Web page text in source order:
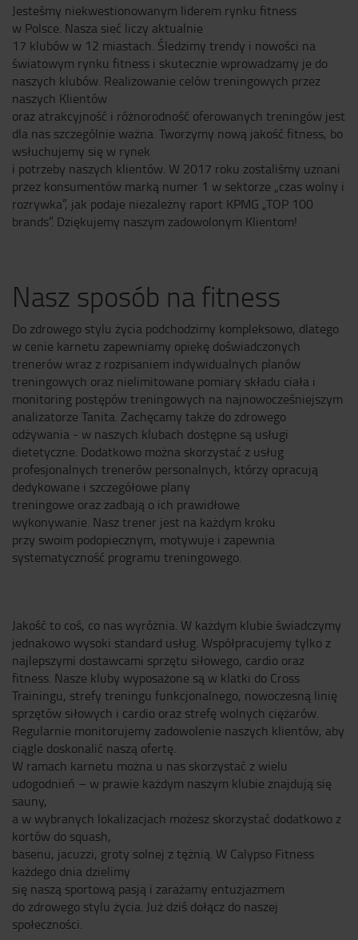
Jesteśmy niekwestionowanym liderem rynku fitness
w Polsce. Nasza sieć liczy aktualnie
17 klubów w 12 miastach. Śledzimy trendy i nowości na
światowym rynku fitness i skutecznie wprowadzamy je do
naszych klubów. Realizowanie celów treningowych przez
naszych Klientów
oraz atrakcyjność i różnorodność oferowanych treningów jest
dla nas szczególnie ważna. Tworzymy nową jakość fitness, bo
wsłuchujemy się w rynek
i potrzeby naszych klientów. W 2017 roku zostaliśmy uznani
przez konsumentów marką numer 1 w sektorze „czas wolny i
rozrywka”, jak podaje niezależny raport KPMG „TOP 100
brands”. Dziękujemy naszym zadowolonym Klientom!
Nasz sposób na fitness
Do zdrowego stylu życia podchodzimy kompleksowo, dlatego
w cenie karnetu zapewniamy opiekę doświadczonych
trenerów wraz z rozpisaniem indywidualnych planów
treningowych oraz nielimitowane pomiary składu ciała i
monitoring postępów treningowych na najnowocześniejszym
analizatorze Tanita. Zachęcamy także do zdrowego
odżywania - w naszych klubach dostępne są usługi
dietetyczne. Dodatkowo można skorzystać z usług
profesjonalnych trenerów personalnych, którzy opracują
dedykowane i szczegółowe plany
treningowe oraz zadbają o ich prawidłowe
wykonywanie. Nasz trener jest na każdym kroku
przy swoim podopiecznym, motywuje i zapewnia
systematyczność programu treningowego.
Jakość to coś, co nas wyróżnia. W każdym klubie świadczymy
jednakowo wysoki standard usług. Współpracujemy tylko z
najlepszymi dostawcami sprzętu siłowego, cardio oraz
fitness. Nasze kluby wyposażone są w klatki do Cross
Trainingu, strefy treningu funkcjonalnego, nowoczesną linię
sprzętów siłowych i cardio oraz strefę wolnych ciężarów.
Regularnie monitorujemy zadowolenie naszych klientów, aby
ciągle doskonalić naszą ofertę.
W ramach karnetu można u nas skorzystać z wielu
udogodnień – w prawie każdym naszym klubie znajdują się
sauny,
a w wybranych lokalizacjach możesz skorzystać dodatkowo z
kortów do squash,
basenu, jacuzzi, groty solnej z tężnią. W Calypso Fitness
każdego dnia dzielimy
się naszą sportową pasją i zarażamy entuzjazmem
do zdrowego stylu życia. Już dziś dołącz do naszej
społeczności.